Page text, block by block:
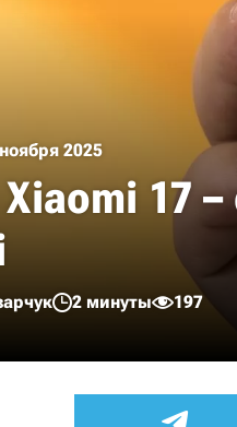
2025
17
2 минуты 197